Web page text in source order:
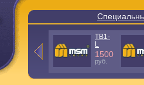
TB1-
L
1500
руб.